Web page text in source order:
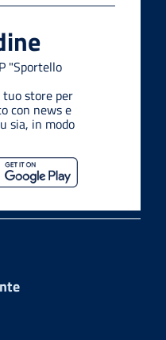
"Sportello
tuo store per
con news e
sia, in modo